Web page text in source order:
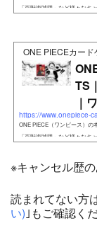
「百獣海賊団」など様々なキ
ONE PIECEカー
TS
｜
https://www.onepiece-
ONE PIECE（ワンピース）の
「百獣海賊団」など様々なキ
※キャンセル歴
読まれてない方
い) ｣もご確認く